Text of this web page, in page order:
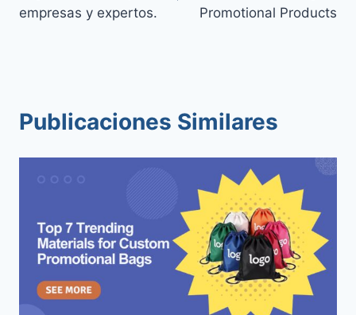
empresas y expertos.
Promotional Products
Publicaciones Similares